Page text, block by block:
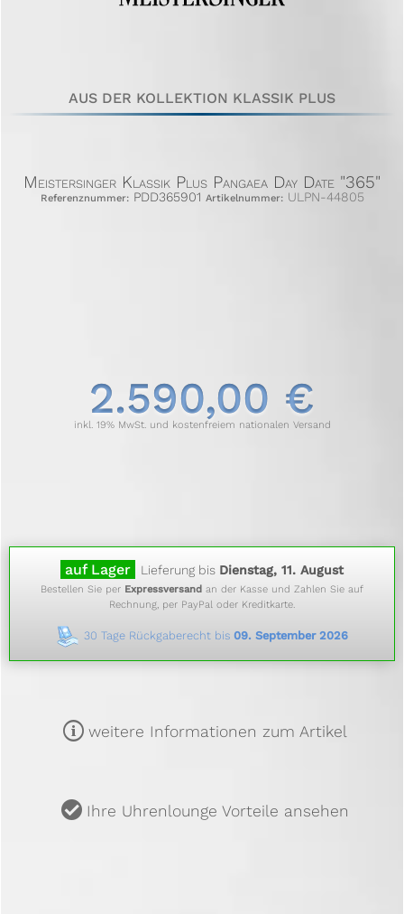
AUS DER KOLLEKTION KLASSIK PLUS
Meistersinger Klassik Plus Pangaea Day Date "365"
Referenznummer: PDD365901 Artikelnummer:ULPN-44805
2.590,00 €
inkl. 19% MwSt. und kostenfreiem nationalen Versand
auf Lager Lieferung bis Dienstag, 11. August
Bestellen Sie per Expressversand an der Kasse und Zahlen Sie auf
Rechnung, per PayPal oder Kreditkarte.
30 Tage Rückgaberecht bis 09. September 2026
m weitere Informationen zum Artikel
u Ihre Uhrenlounge Vorteile ansehen